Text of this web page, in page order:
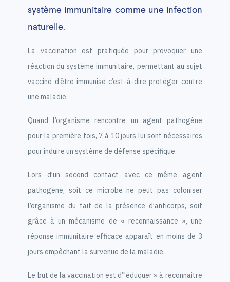
système immunitaire comme une infection
naturelle.
La vaccination est pratiquée pour provoquer une
réaction du système immunitaire, permettant au sujet
vacciné d’être immunisé c’est-à-dire protéger contre
une maladie.
Quand l’organisme rencontre un agent pathogène
pour la première fois, 7 à 10 jours lui sont nécessaires
pour induire un système de défense spécifique.
Lors d’un second contact avec ce même agent
pathogène, soit ce microbe ne peut pas coloniser
l’organisme du fait de la présence d’anticorps, soit
grâce à un mécanisme de « reconnaissance », une
réponse immunitaire efficace apparaît en moins de 3
jours empêchant la survenue de la maladie.
Le but de la vaccination est d’"éduquer » à reconnaitre